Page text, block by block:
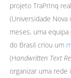
projeto TraPrInq
(Universidade
meses, uma
do Brasil criou um
(Handwritten Text
organizar uma rede